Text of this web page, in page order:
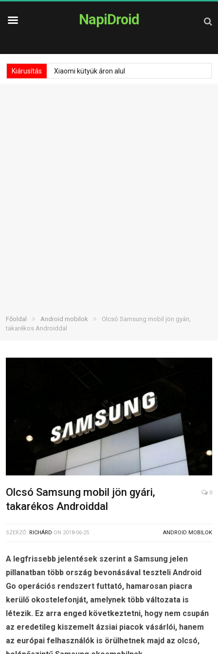
NapiDroid
Kiárusítás Xiaomi kütyük áron alul
Főoldal » Android mobilok »
Olcsó Samsung mobil jön gyári,
takarékos Androiddal
Olcsó Samsung mobil jön gyári,
takarékos Androiddal
0
SZERZŐ: RICHÁRD ON 2018-06-25 ANDROID MOBILOK
A legfrissebb jelentések szerint a Samsung jelen
pillanatban több ország bevonásával teszteli Android
Go operációs rendszert futtató, hamarosan piacra
kerülő okostelefonját, amelynek több változata is
létezik. Ez arra enged következtetni, hogy nem csupán
az eredetileg kiszemelt ázsiai piacok vásárlói, hanem
az európai felhasználók is örülhetnek majd az olcsó,